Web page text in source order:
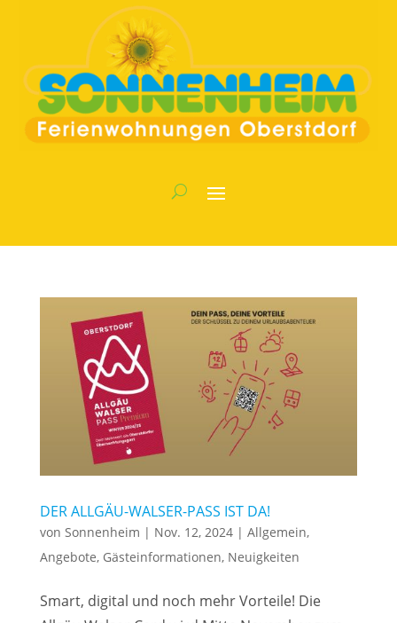
DER ALLGÄU-WALSER-PASS IST DA!
von Sonnenheim | Nov. 12, 2024| Allgemein,
Angebote, Gästeinformationen, Neuigkeiten
Smart, digital und noch mehr Vorteile! Die